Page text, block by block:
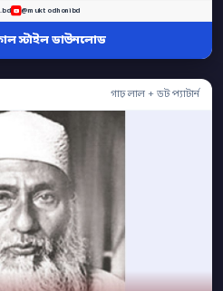
@muktodhonibd
স্টাইল ডাউনলোড
গাঢ় লাল + ডট প্যাটার্ন